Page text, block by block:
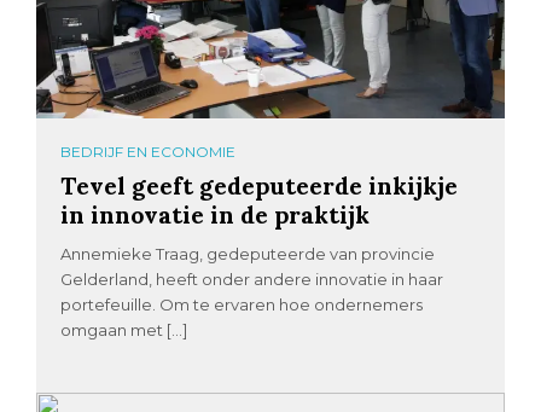
BEDRIJF EN ECONOMIE
Tevel geeft gedeputeerde inkijkje
in innovatie in de praktijk
Annemieke Traag, gedeputeerde van provincie
Gelderland, heeft onder andere innovatie in haar
portefeuille. Om te ervaren hoe ondernemers
omgaan met […]